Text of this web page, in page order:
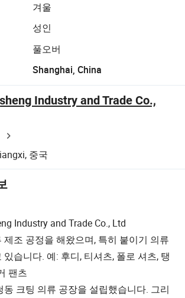
겨울
성인
풀오버
Shanghai, China
Industry and Trade Co.,
중국
Industry and Trade Co., Ltd
제조 공정을 해왔으며, 특히 붙이기 의류
습니다. 예: 후디, 티셔츠, 폴로 셔츠, 탱
팬츠
동 크팅 의류 공장을 설립했습니다. 그리